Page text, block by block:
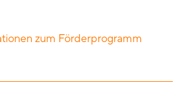
zum Förderprogramm